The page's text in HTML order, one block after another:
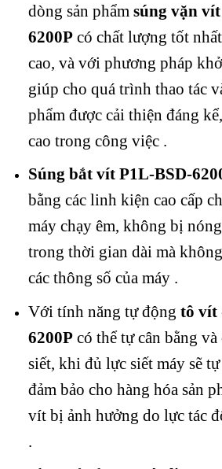
dòng sản phẩm súng vặn
6200Pcó chất lượng tốt
cao, và với phương pháp
giúp cho quá trình thao tác
phẩm được cải thiện đáng
cao trong công việc .
Súng bắt vít P1L-BSD-
bằng các linh kiện cao cấp
máy chạy êm, không bị
trong thời gian dài mà
các thông số của máy .
Với tính năng tự động tô vít
6200Pcó thể tự cân bằng
siết, khi đủ lực siết máy sẽ
đảm bảo cho hàng hóa sản
vít bị ảnh hưởng do lực tác
.